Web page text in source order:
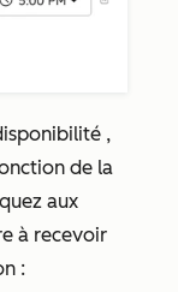
,
de la
aux
à recevoir
: